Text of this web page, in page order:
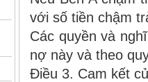
với số tiền chậm
Các quyền và
nợ này và theo
Điều 3. Cam kết